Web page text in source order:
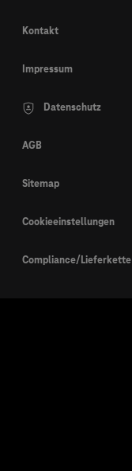
Kontakt
Impressum
Datenschutz
AGB
Sitemap
Cookieeinstellungen
Compliance/Lieferkette